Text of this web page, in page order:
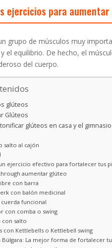
ejercicios para
grupo de músculos muy
el equilibrio. De hecho, el
del cuerpo.
glúteos
Glúteos
glúteos en casa y el gimnasio
salto al cajón
ejercicio efectivo para fortalecer tus
aumentar glúteo
con barra
con balón medicinal
cuerda funcional
con comba o swing
con salto
con Kettlebells o Kettlebell swing
Búlgara: La mejor forma de fortalecer